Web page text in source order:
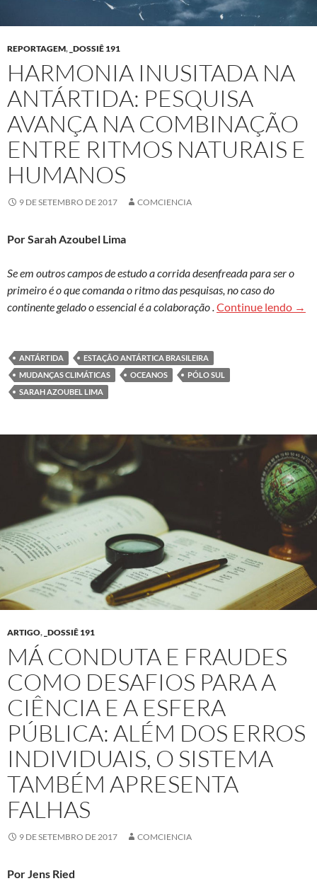
REPORTAGEM, _DOSSIÊ 191
HARMONIA INUSITADA NA
ANTÁRTIDA: PESQUISA
AVANÇA NA COMBINAÇÃO
ENTRE RITMOS NATURAIS E
HUMANOS
9 DE SETEMBRO DE 2017 COMCIENCIA
Por Sarah Azoubel Lima
Se em outros campos de estudo a corrida desenfreada para ser o
primeiro é o que comanda o ritmo das pesquisas, no caso do
continente gelado o essencial é a colaboração .Continue lendo →
ANTÁRTIDA
ESTAÇÃO ANTÁRTICA BRASILEIRA
MUDANÇAS CLIMÁTICAS
OCEANOS
PÓLO SUL
SARAH AZOUBEL LIMA
ARTIGO, _DOSSIÊ 191
MÁ CONDUTA E FRAUDES
COMO DESAFIOS PARA A
CIÊNCIA E A ESFERA
PÚBLICA: ALÉM DOS ERROS
INDIVIDUAIS, O SISTEMA
TAMBÉM APRESENTA
FALHAS
9 DE SETEMBRO DE 2017 COMCIENCIA
Por Jens Ried